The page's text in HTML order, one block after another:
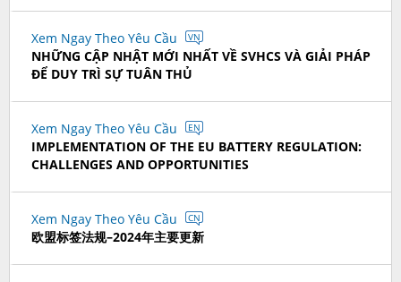
Xem Ngay Theo Yêu Cầu VN
NHỮNG CẬP NHẬT MỚI NHẤT VỀ SVHCS VÀ GIẢI PHÁP
ĐỂ DUY TRÌ SỰ TUÂN THỦ
Xem Ngay Theo Yêu Cầu EN
IMPLEMENTATION OF THE EU BATTERY REGULATION:
CHALLENGES AND OPPORTUNITIES
Xem Ngay Theo Yêu Cầu CN
欧盟标签法规–2024年主要更新